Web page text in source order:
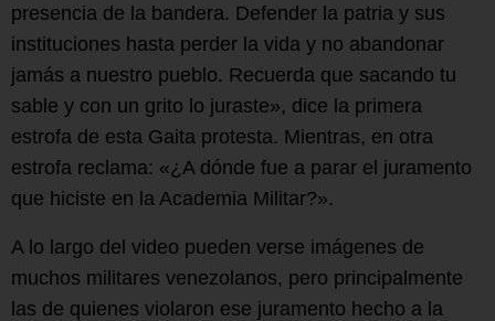
presencia de la bandera. Defender la patria y sus
instituciones hasta perder la vida y no abandonar
jamás a nuestro pueblo. Recuerda que sacando tu
sable y con un grito lo juraste», dice la primera
estrofa de esta Gaita protesta. Mientras, en otra
estrofa reclama: «¿A dónde fue a parar el juramento
que hiciste en la Academia Militar?».
A lo largo del video pueden verse imágenes de
muchos militares venezolanos, pero principalmente
las de quienes violaron ese juramento hecho a la